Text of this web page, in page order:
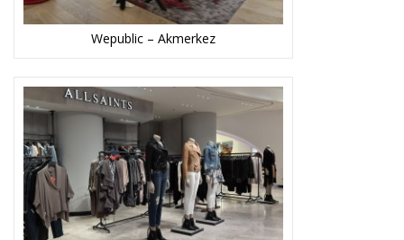
Wepublic – Akmerkez